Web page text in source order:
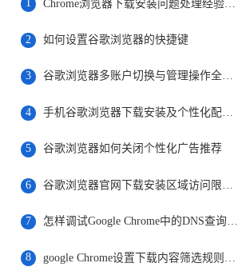
1 Chrome浏览器下载安装问题处理经验分享全流程
2 如何设置谷歌浏览器的快捷键
3 谷歌浏览器多账户切换与管理操作全流程
4
5 谷歌浏览器如何关闭个性化广告推荐
6
7 怎样调试Google Chrome中的DNS查询缓慢问题
8